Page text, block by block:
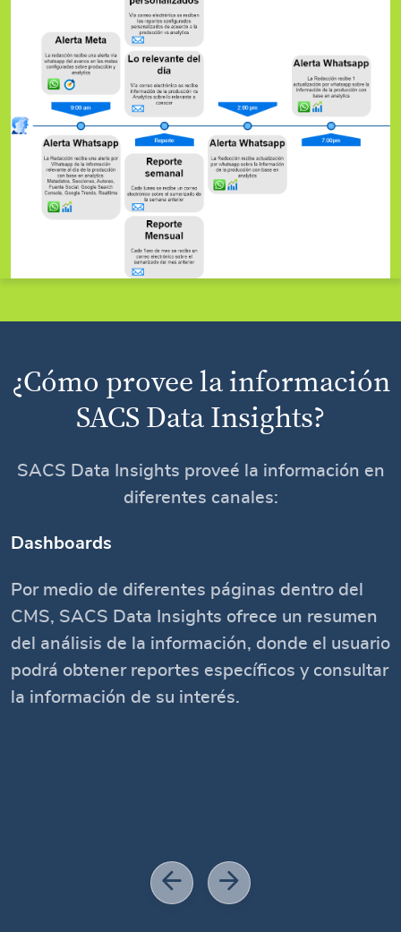
¿Cómo provee la información
SACS Data Insights?
SACS Data Insights proveé la información en
diferentes canales:
Dashboards
Por medio de diferentes páginas dentro del
CMS, SACS Data Insights ofrece un resumen
del análisis de la información, donde el usuario
podrá obtener reportes específicos y consultar
la información de su interés.